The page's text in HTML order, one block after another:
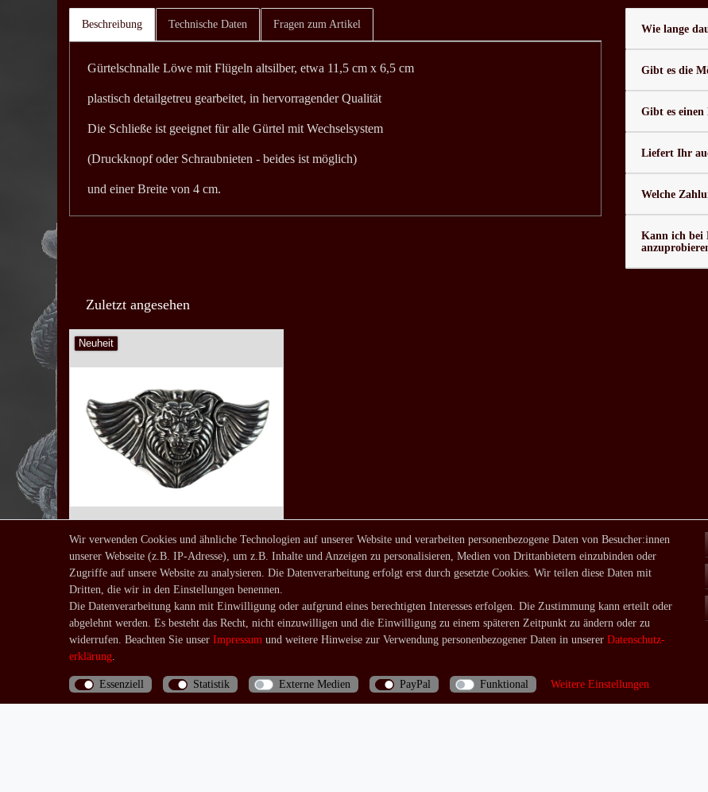
Beschreibung Technische Daten Fragen zum Artikel
Gürtelschnalle Löwe mit Flügeln altsilber, etwa 11,5 cm x 6,5 cm
plastisch detailgetreu gearbeitet, in hervorragender Qualität
Die Schließe ist geeignet für alle Gürtel mit Wechselsystem
(Druckknopf oder Schraubnieten - beides ist möglich)
und einer Breite von 4 cm.
Wie lange
Gibt es die
Gibt es
Liefert Ihr
Welche
Kann ich bei
Zuletzt angesehen
Neuheit
Gürtelschnalle Löwe mit
Flügeln altsilber
13,90 € *
*inkl. ges. MwSt.zzgl.
Versandkosten
Wir verwenden Cookies und ähnliche Technologien auf unserer Website und verarbeiten personenbezogene Daten von Besucher:innen
unserer Webseite (z.B. IP-Adresse), um z.B. Inhalte und Anzeigen zu personalisieren, Medien von Drittanbietern einzubinden oder
Zugriffe auf unsere Website zu analysieren. Die Datenverarbeitung erfolgt erst durch gesetzte Cookies. Wir teilen diese Daten mit
Dritten, die wir in den Einstellungen benennen.
Die Datenverarbeitung kann mit Einwilligung oder aufgrund eines berechtigten Interesses erfolgen. Die Zustimmung kann erteilt oder
abgelehnt werden. Es besteht das Recht, nicht einzuwilligen und die Einwilligung zu einem späteren Zeitpunkt zu ändern oder zu
widerrufen. Beachten Sie unser Impressum und weitere Hinweise zur Verwendung personenbezogener Daten in unserer Daten­schutz­
erklärung.
Essenziell Statistik Externe Medien PayPal Funktional Weitere Einstellungen